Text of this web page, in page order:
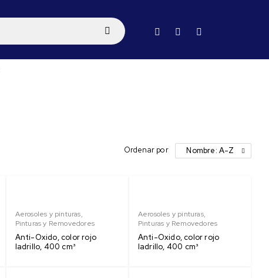
Ordenar por Nombre: A-Z
Aerosoles y pinturas,
Pinturas y Removedores
Anti-Oxido, color rojo
ladrillo, 400 cm³
Aerosoles y pinturas,
Pinturas y Removedores
Anti-Oxido, color rojo
ladrillo, 400 cm³